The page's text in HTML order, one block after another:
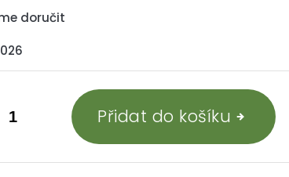
doručit
Přidat do košíku